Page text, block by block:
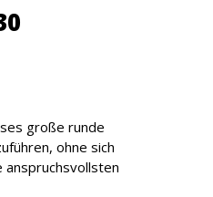
große runde
ohne sich
anspruchsvollsten